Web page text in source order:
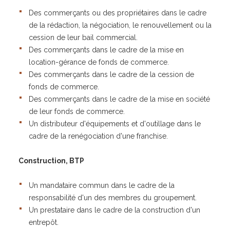
Des commerçants ou des propriétaires dans le cadre
de la rédaction, la négociation, le renouvellement ou la
cession de leur bail commercial.
Des commerçants dans le cadre de la mise en
location-gérance de fonds de commerce.
Des commerçants dans le cadre de la cession de
fonds de commerce.
Des commerçants dans le cadre de la mise en société
de leur fonds de commerce.
Un distributeur d'équipements et d'outillage dans le
cadre de la renégociation d'une franchise.
Construction, BTP
Un mandataire commun dans le cadre de la
responsabilité d'un des membres du groupement.
Un prestataire dans le cadre de la construction d'un
entrepôt.